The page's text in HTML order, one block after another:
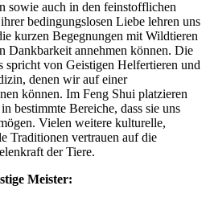
sowie auch in den feinstofflichen
bedingungslosen Liebe lehren uns
kurzen Begegnungen mit Wildtieren
Dankbarkeit annehmen können. Die
spricht von Geistigen Helfertieren und
denen wir auf einer
können. Im Feng Shui platzieren
bestimmte Bereiche, dass sie uns
Vielen weitere kulturelle,
Traditionen vertrauen auf die
der Tiere.
Meister: